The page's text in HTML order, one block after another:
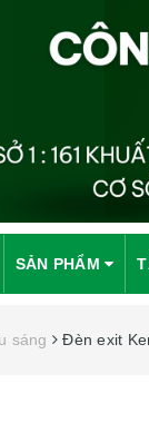
SẢN PHẨM
sáng Đèn exit